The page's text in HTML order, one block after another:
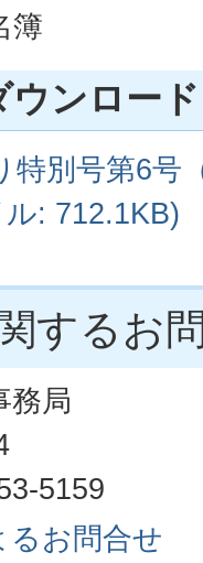
簿
ウンロード
特別号第6号
: 712.1KB)
するお
務局
5159
るお問合せ